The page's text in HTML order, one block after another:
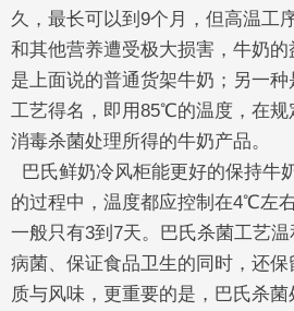
久，最长可以到9个月，但高温工
和其他营养遭受极大损害，牛奶
是上面说的普通货架牛奶；另一
工艺得名，即用85℃的温度，在规
消毒杀菌处理所得的牛奶产品。
巴氏鲜奶冷风柜能更好的保持牛
的过程中，温度都应控制在4℃左
一般只有3到7天。巴氏杀菌工艺
病菌、保证食品卫生的同时，还
质与风味，更重要的是，巴氏杀